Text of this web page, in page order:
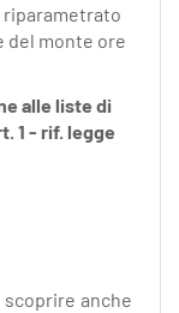
riparametrato
del monte ore
alle liste di
1 - rif. legge
anche